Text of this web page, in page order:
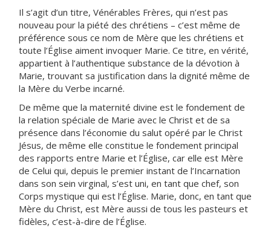
Il s’agit d’un titre, Vénérables Frères, qui n’est pas
nouveau pour la piété des chrétiens – c’est même de
préférence sous ce nom de Mère que les chrétiens et
toute l’Église aiment invoquer Marie. Ce titre, en vérité,
appartient à l’authentique substance de la dévotion à
Marie, trouvant sa justification dans la dignité même de
la Mère du Verbe incarné.
De même que la maternité divine est le fondement de
la relation spéciale de Marie avec le Christ et de sa
présence dans l’économie du salut opéré par le Christ
Jésus, de même elle constitue le fondement principal
des rapports entre Marie et l’Église, car elle est Mère
de Celui qui, depuis le premier instant de l’Incarnation
dans son sein virginal, s’est uni, en tant que chef, son
Corps mystique qui est l’Église. Marie, donc, en tant que
Mère du Christ, est Mère aussi de tous les pasteurs et
fidèles, c’est-à-dire de l’Église.